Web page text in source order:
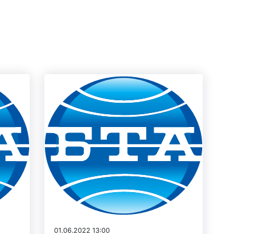
01.06.2022 13:00